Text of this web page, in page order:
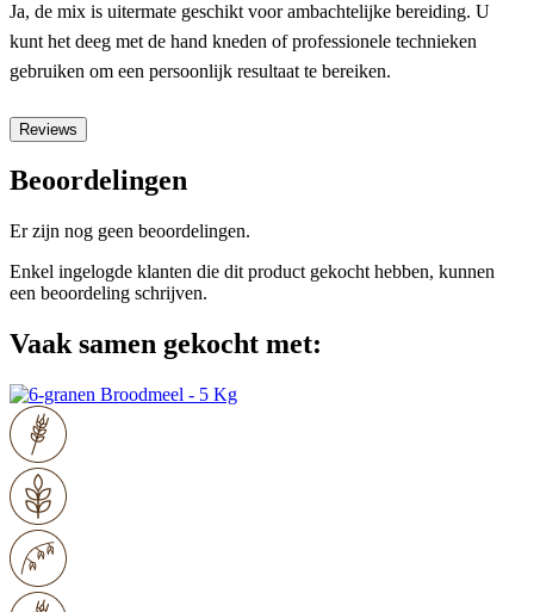
Ja, de mix is uitermate geschikt voor ambachtelijke bereiding. U
kunt het deeg met de hand kneden of professionele technieken
gebruiken om een persoonlijk resultaat te bereiken.
Reviews
Beoordelingen
Er zijn nog geen beoordelingen.
Enkel ingelogde klanten die dit product gekocht hebben, kunnen
een beoordeling schrijven.
Vaak samen gekocht met: